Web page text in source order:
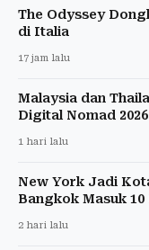
The Odyssey
di Italia
17 jam lalu
Malaysia dan
Digital Nomad 2026
1 hari lalu
New York Jadi
Bangkok Masuk 10
2 hari lalu